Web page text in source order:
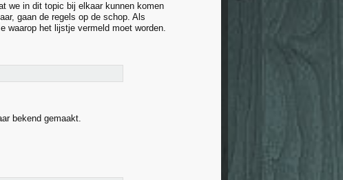
we in dit topic bij elkaar kunnen komen
gaan de regels op de schop. Als
waarop het lijstje vermeld moet worden.
bekend gemaakt.